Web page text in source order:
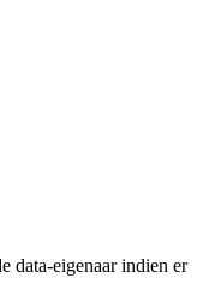
data-eigenaar indien er